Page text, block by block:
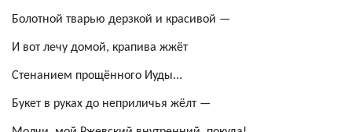
Болотной тварью дерзкой и красивой —
И вот лечу домой, крапива жжёт
Стенанием прощённого Иуды...
Букет в руках до неприличья жёлт —